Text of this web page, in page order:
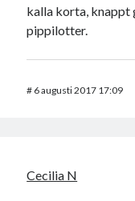
kalla korta,
pippilotter.
# 6 augusti 2017 17:09
Cecilia N